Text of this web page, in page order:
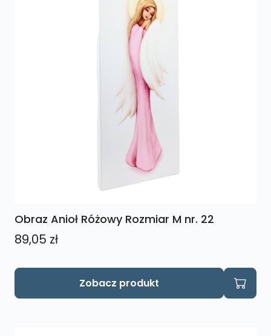
Obraz Anioł Różowy Rozmiar M nr. 22
89,05 zł
Zobacz produkt